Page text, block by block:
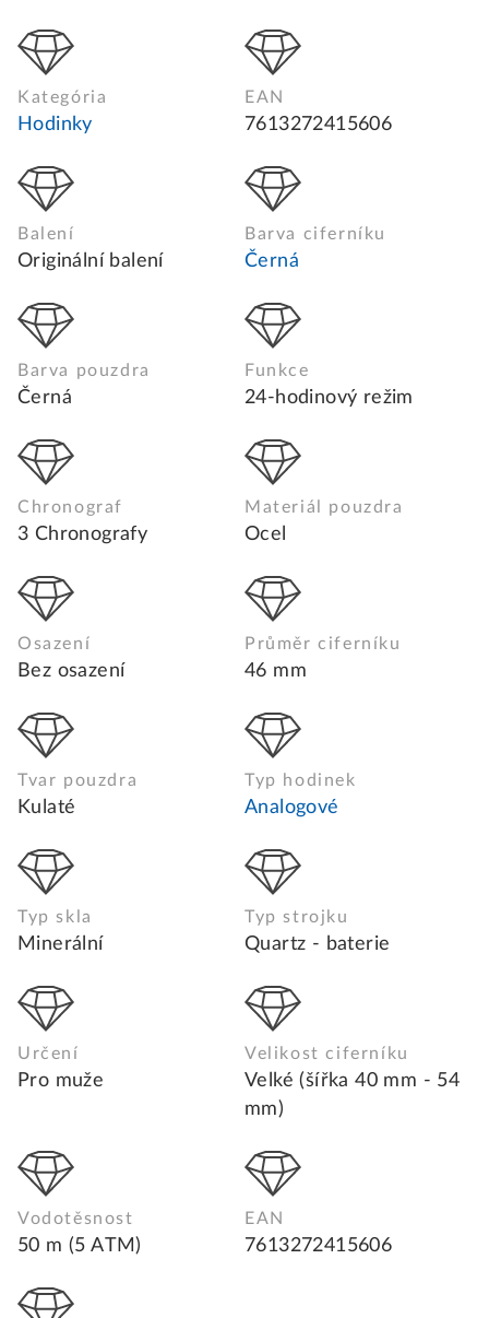
Kategória
Hodinky
EAN
7613272415606
Balení
Originální balení
Barva ciferníku
Černá
Barva pouzdra
Černá
Funkce
24-hodinový režim
Chronograf
3 Chronografy
Materiál pouzdra
Ocel
Osazení
Bez osazení
Průměr ciferníku
46 mm
Tvar pouzdra
Kulaté
Typ hodinek
Analogové
Typ skla
Minerální
Typ strojku
Quartz - baterie
Určení
Pro muže
Velikost ciferníku
Velké (šířka 40 mm - 54
mm)
Vodotěsnost
50 m (5 ATM)
EAN
7613272415606